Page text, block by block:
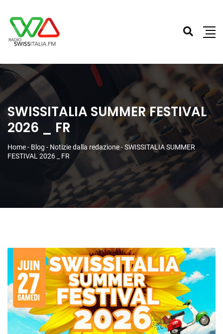
SWISSITALIA SUMMER FESTIVAL
2026 _ FR
Home- Blog - Notizie dalla redazione-SWISSITALIA SUMMER
FESTIVAL 2026 _ FR